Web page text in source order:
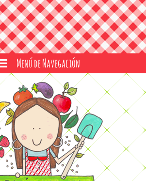
Menú de Navegación